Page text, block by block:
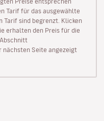
Tarif für das ausgewählte
Tarif sind begrenzt. Klicken
erhalten den Preis für die
nächsten Seite angezeigt